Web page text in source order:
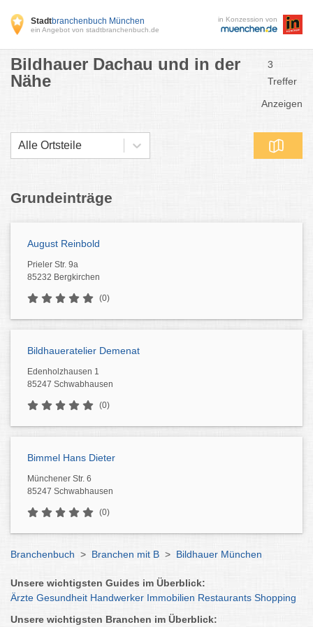
Stadtbranchenbuch München
ein Angebot von stadtbranchenbuch.de
in Konzession von
Bildhauer Dachau und in der
Nähe
3
Treffer
Anzeigen
Alle Ortsteile
Grundeinträge
August Reinbold
Prieler Str. 9a
85232 Bergkirchen
(0)
Bildhaueratelier Demenat
Edenholzhausen 1
85247 Schwabhausen
(0)
Bimmel Hans Dieter
Münchener Str. 6
85247 Schwabhausen
(0)
Branchenbuch > Branchen mit B > Bildhauer München
Unsere wichtigsten Guides im Überblick:
Ärzte Gesundheit Handwerker Immobilien Restaurants Shopping
Unsere wichtigsten Branchen im Überblick: